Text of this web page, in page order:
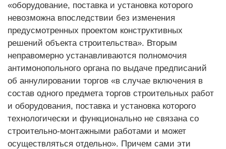
«оборудование, поставка и установка которого
невозможна впоследствии без изменения
предусмотренных проектом конструктивных
решений объекта строительства». Вторым
неправомерно устанавливаются полномочия
антимонопольного органа по выдаче предписаний
об аннулировании торгов «в случае включения в
состав одного предмета торгов строительных работ
и оборудования, поставка и установка которого
технологически и функционально не связана со
строительно-монтажными работами и может
осуществляться отдельно». Причем сами эти